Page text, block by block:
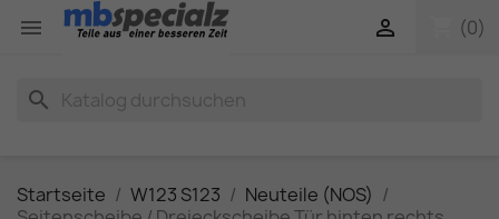
 (0)

search
Startseite W123 S123
Neuteile (NOS)